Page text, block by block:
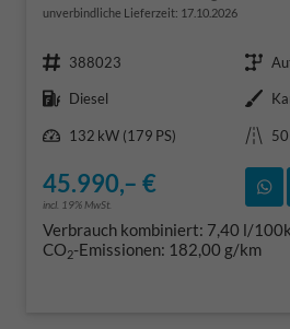
unverbindliche Lieferzeit: 17.10.2026
Fahrzeugnr. 388023 Getriebe
Kraftstoff Diesel Außenfarbe
Leistung
132 kW (179 PS) Kilometerstand
45.990,– €
incl. 19% MwSt.
Verbrauch kombiniert: 7,40 l/
CO2-Emissionen: 182,00 g/km